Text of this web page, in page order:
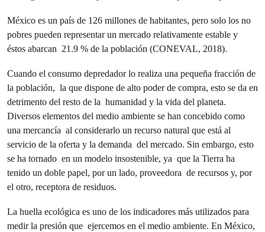
México es un país de 126 millones de habitantes, pero solo los no
pobres pueden representar un mercado relativamente estable y
éstos abarcan 21.9 % de la población (CONEVAL, 2018).
Cuando el consumo depredador lo realiza una pequeña fracción de
la población, la que dispone de alto poder de compra, esto se da en
detrimento del resto de la humanidad y la vida del planeta.
Diversos elementos del medio ambiente se han concebido como
una mercancía al considerarlo un recurso natural que está al
servicio de la oferta y la demanda del mercado. Sin embargo, esto
se ha tornado en un modelo insostenible, ya que la Tierra ha
tenido un doble papel, por un lado, proveedora de recursos y, por
el otro, receptora de residuos.
La huella ecológica es uno de los indicadores más utilizados para
medir la presión que ejercemos en el medio ambiente. En México,